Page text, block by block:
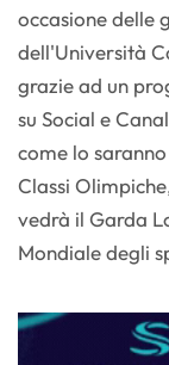
occasione delle
dell'Università
grazie ad un
su Social e
come lo
Classi
vedrà il Garda
Mondiale degli